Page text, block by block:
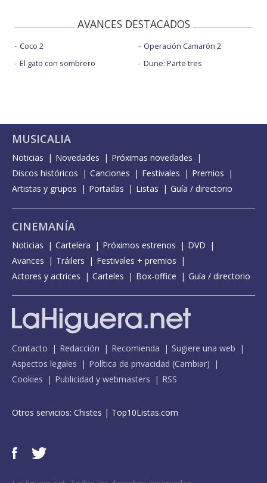
AVANCES DESTACADOS
Coco 2
El gato con sombrero
Operación Camarón 2
Dune: Parte tres
MUSICALIA
Noticias Novedades
Próximas novedades
Discos históricos
Canciones Festivales
Premios
Artistas y grupos
Portadas Listas Guía / directorio
CINEMANÍA
Noticias Cartelera Próximos estrenos
DVD
Avances
Tráilers
Festivales + premios
Actores y actrices
Carteles Box-office Guía / directorio
Contacto Redacción Recomienda
Sugiere una web
Aspectos legales
Política de privacidad (Cambiar)
Cookies
Publicidad y webmasters RSS
Otros servicios: Chistes | Top10Listas.com